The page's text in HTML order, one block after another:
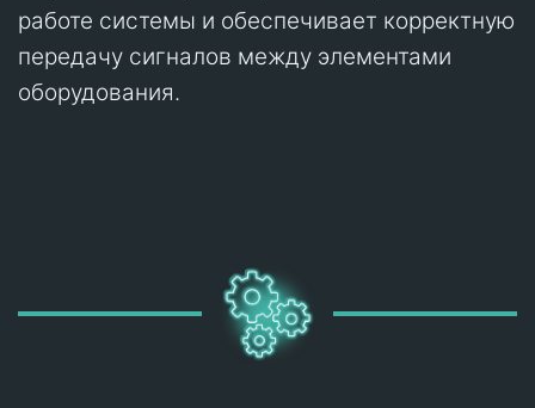
работе системы и обеспечивает корректную
передачу сигналов между элементами
оборудования.